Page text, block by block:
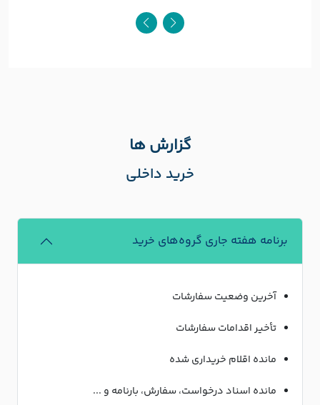
گزارش ها
خرید داخلی
برنامه هفته جاری گروه‌های خرید
آخرین وضعیت سفارشات
تأخیر اقدامات سفارشات
مانده اقلام خریداری شده
مانده اسناد درخواست، سفارش، بارنامه و ...